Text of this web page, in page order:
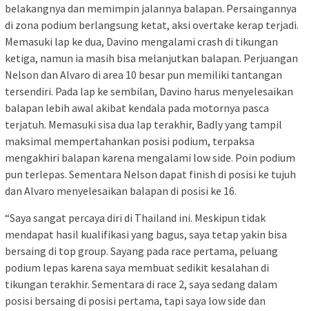
belakangnya dan memimpin jalannya balapan. Persaingannya
di zona podium berlangsung ketat, aksi overtake kerap terjadi.
Memasuki lap ke dua, Davino mengalami crash di tikungan
ketiga, namun ia masih bisa melanjutkan balapan. Perjuangan
Nelson dan Alvaro di area 10 besar pun memiliki tantangan
tersendiri. Pada lap ke sembilan, Davino harus menyelesaikan
balapan lebih awal akibat kendala pada motornya pasca
terjatuh. Memasuki sisa dua lap terakhir, Badly yang tampil
maksimal mempertahankan posisi podium, terpaksa
mengakhiri balapan karena mengalami low side. Poin podium
pun terlepas. Sementara Nelson dapat finish di posisi ke tujuh
dan Alvaro menyelesaikan balapan di posisi ke 16.
“Saya sangat percaya diri di Thailand ini. Meskipun tidak
mendapat hasil kualifikasi yang bagus, saya tetap yakin bisa
bersaing di top group. Sayang pada race pertama, peluang
podium lepas karena saya membuat sedikit kesalahan di
tikungan terakhir. Sementara di race 2, saya sedang dalam
posisi bersaing di posisi pertama, tapi saya low side dan